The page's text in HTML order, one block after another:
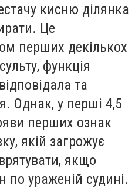
кисню ділянка
Це
перших декількох
функція
та
Однак, у перші 4,5
перших ознак
якій загрожує
якщо
по ураженій судині.